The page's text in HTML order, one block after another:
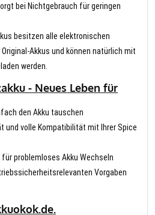
bei Nichtgebrauch für geringen
besitzen alle elektronischen
Akkus und können natürlich mit
werden.
- Neues Leben für
den Akku tauschen
und volle Kompatibilität mit Ihrer Spice
problemloses Akku Wechseln
Vorgaben